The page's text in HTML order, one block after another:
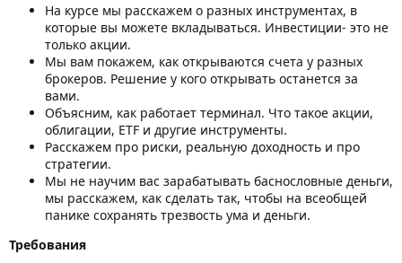
На курсе мы расскажем о разных инструментах, в
которые вы можете вкладываться. Инвестиции- это не
только акции.
Мы вам покажем, как открываются счета у разных
брокеров. Решение у кого открывать останется за
вами.
Объясним, как работает терминал. Что такое акции,
облигации, ETF и другие инструменты.
Расскажем про риски, реальную доходность и про
стратегии.
Мы не научим вас зарабатывать баснословные деньги,
мы расскажем, как сделать так, чтобы на всеобщей
панике сохранять трезвость ума и деньги.
Требования